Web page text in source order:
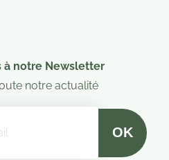
à notre Newsletter
notre actualité